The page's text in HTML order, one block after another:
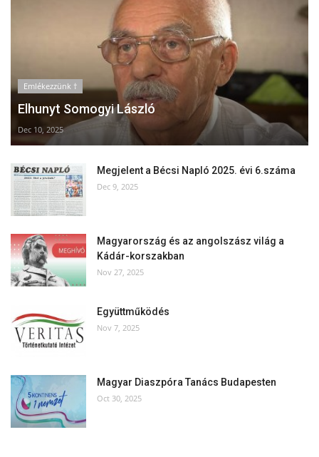
Emlékezzünk †
Elhunyt Somogyi László
Dec 10, 2025
Megjelent a Bécsi Napló 2025. évi 6.száma
Dec 9, 2025
Magyarország és az angolszász világ a
Kádár-korszakban
Nov 27, 2025
Együttműködés
Nov 7, 2025
Magyar Diaszpóra Tanács Budapesten
Oct 30, 2025